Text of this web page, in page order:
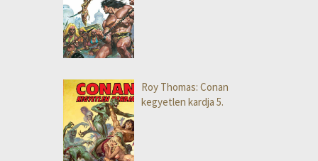
Roy Thomas: Conan
kegyetlen kardja 5.